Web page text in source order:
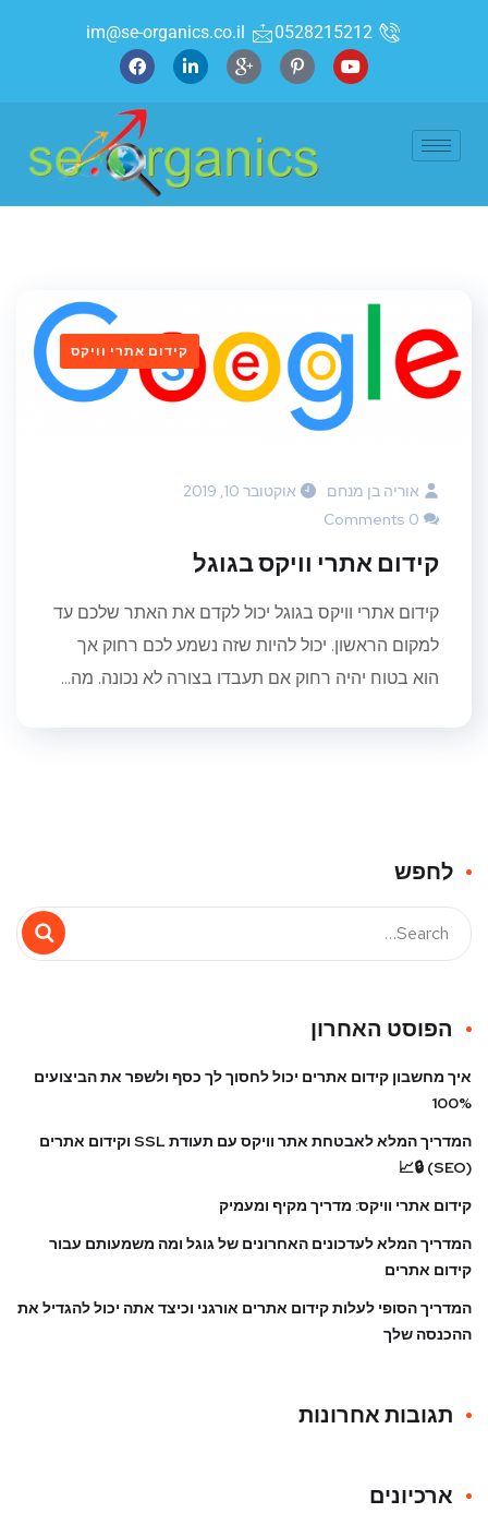
0528215212
im@se-organics.co.il
קידום אתרי וויקס
אוריה בן מנחם
אוקטובר 10, 2019
0 Comments
קידום אתרי וויקס בגוגל
קידום אתרי וויקס בגוגל יכול לקדם את האתר שלכם עד
למקום הראשון. יכול להיות שזה נשמע לכם רחוק אך
הוא בטוח יהיה רחוק אם תעבדו בצורה לא נכונה. מה...
לחפש
הפוסט האחרון
איך מחשבון קידום אתרים יכול לחסוך לך כסף ולשפר את הביצועים
100%
המדריך המלא לאבטחת אתר וויקס עם תעודת SSL וקידום אתרים
(SEO) 🔒📈
קידום אתרי וויקס: מדריך מקיף ומעמיק
המדריך המלא לעדכונים האחרונים של גוגל ומה משמעותם עבור
קידום אתרים
המדריך הסופי לעלות קידום אתרים אורגני וכיצד אתה יכול להגדיל את
ההכנסה שלך
תגובות אחרונות
ארכיונים